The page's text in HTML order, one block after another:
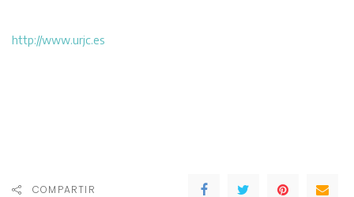
http://www.urjc.es
COMPARTIR